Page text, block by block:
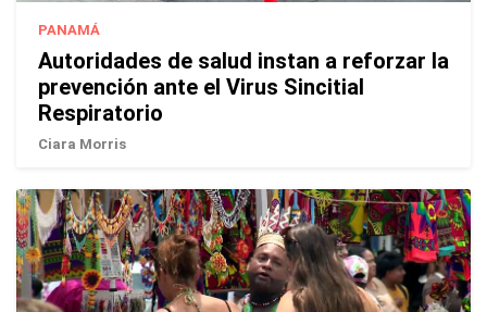
PANAMÁ
Autoridades de salud instan a reforzar la
prevención ante el Virus Sincitial
Respiratorio
Ciara Morris